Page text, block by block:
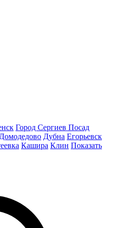
Город Сергиев Посад
Домодедово Дубна Егорьевск
Кашира Клин Показать